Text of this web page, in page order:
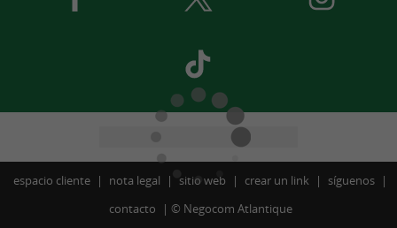
espacio cliente nota legal sitio web crear un link
síguenos
contacto
© Negocom Atlantique